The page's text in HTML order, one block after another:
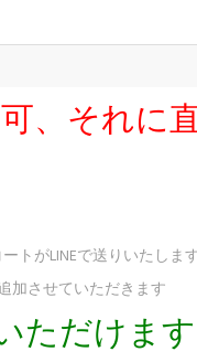
、それに
トがLINEで送りいたしま
加させていただきます
ただけます